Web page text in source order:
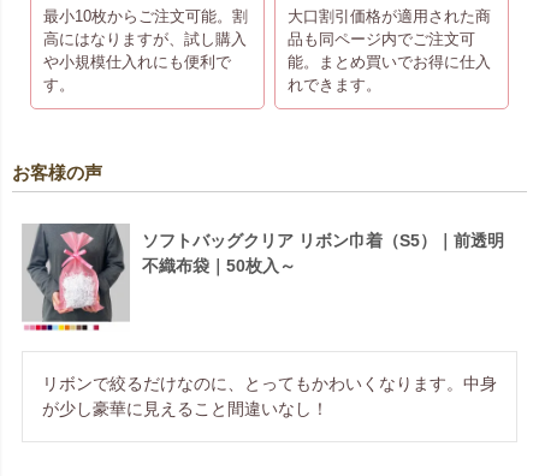
最小10枚からご注文可能。割
高にはなりますが、試し購入
や小規模仕入れにも便利で
す。
大口割引価格が適用された商
品も同ページ内でご注文可
能。まとめ買いでお得に仕入
れできます。
お客様の声
ソフトバッグクリア リボン巾着（S5）｜前透明
不織布袋｜50枚入～
リボンで絞るだけなのに、とってもかわいくなります。中身
が少し豪華に見えること間違いなし！